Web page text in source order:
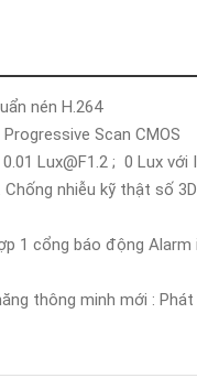
KHÓA
Faster
nén H.264
Scan CMOS
Lux@F1.2 ; 0 Lux
nhiễu kỹ thật số
1 cổng báo động
thông minh mới :